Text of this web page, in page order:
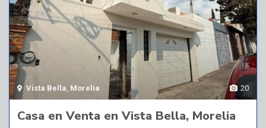
20
Vista Bella Morelia
Casa en Venta en Vista Bella, Morelia